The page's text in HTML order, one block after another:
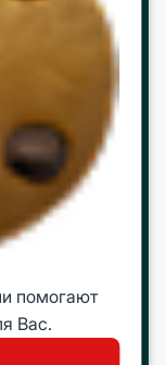
помогают
Вас.